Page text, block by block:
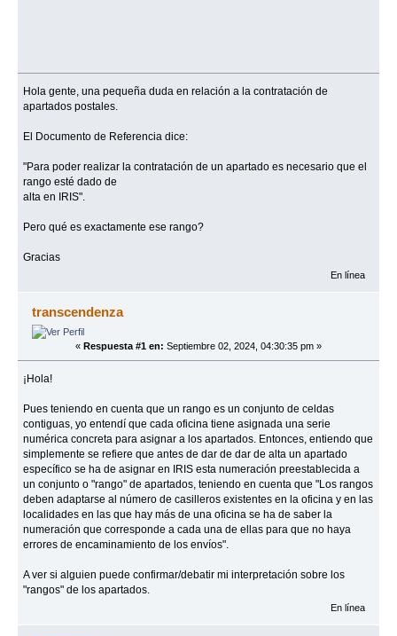
Hola gente, una pequeña duda en relación a la contratación de
apartados postales.
El Documento de Referencia dice:
"Para poder realizar la contratación de un apartado es necesario que el
rango esté dado de
alta en IRIS".
Pero qué es exactamente ese rango?
Gracias
En línea
transcendenza
« Respuesta #1 en: Septiembre 02, 2024, 04:30:35 pm »
¡Hola!
Pues teniendo en cuenta que un rango es un conjunto de celdas
contiguas, yo entendí que cada oficina tiene asignada una serie
numérica concreta para asignar a los apartados. Entonces, entiendo que
simplemente se refiere que antes de dar de dar de alta un apartado
específico se ha de asignar en IRIS esta numeración preestablecida a
un conjunto o "rango" de apartados, teniendo en cuenta que "Los rangos
deben adaptarse al número de casilleros existentes en la oficina y en las
localidades en las que hay más de una oficina se ha de saber la
numeración que corresponde a cada una de ellas para que no haya
errores de encaminamiento de los envíos".
A ver si alguien puede confirmar/debatir mi interpretación sobre los
"rangos" de los apartados.
En línea